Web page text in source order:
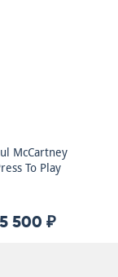
McCartney
To Play
5 500 ₽